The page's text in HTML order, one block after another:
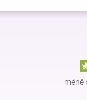
Z
méně